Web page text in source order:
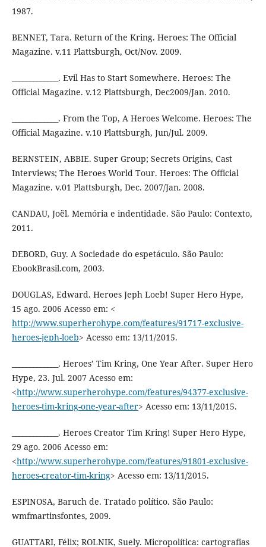
1987.
BENNET, Tara. Return of the Kring. Heroes: The Official
Magazine. v.11 Plattsburgh, Oct/Nov. 2009.
_____________. Evil Has to Start Somewhere. Heroes: The
Official Magazine. v.12 Plattsburgh, Dec2009/Jan. 2010.
_____________. From the Top, A Heroes Welcome. Heroes: The
Official Magazine. v.10 Plattsburgh, Jun/Jul. 2009.
BERNSTEIN, ABBIE. Super Group; Secrets Origins, Cast
Interviews; The Heroes World Tour. Heroes: The Official
Magazine. v.01 Plattsburgh, Dec. 2007/Jan. 2008.
CANDAU, Joël. Memória e indentidade. São Paulo: Contexto,
2011.
DEBORD, Guy. A Sociedade do espetáculo. São Paulo:
EbookBrasil.com, 2003.
DOUGLAS, Edward. Heroes Jeph Loeb! Super Hero Hype,
15 ago. 2006 Acesso em: <
http://www.superherohype.com/features/91717-exclusive-
heroes-jeph-loeb> Acesso em: 13/11/2015.
_____________. Heroes’ Tim Kring, One Year After. Super Hero
Hype, 23. Jul. 2007 Acesso em:
<http://www.superherohype.com/features/94377-exclusive-
heroes-tim-kring-one-year-after> Acesso em: 13/11/2015.
_____________. Heroes Creator Tim Kring! Super Hero Hype,
29 ago. 2006 Acesso em:
<http://www.superherohype.com/features/91801-exclusive-
heroes-creator-tim-kring> Acesso em: 13/11/2015.
ESPINOSA, Baruch de. Tratado político. São Paulo:
wmfmartinsfontes, 2009.
GUATTARI, Félix; ROLNIK, Suely. Micropolítica: cartografias